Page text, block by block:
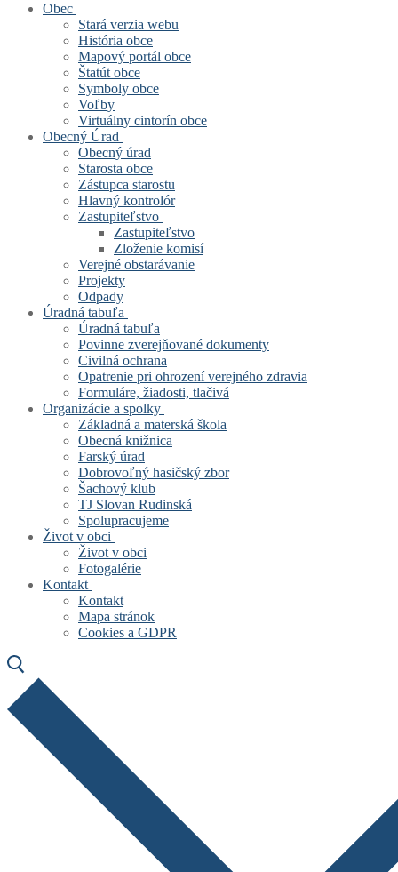
Obec
Stará verzia webu
História obce
Mapový portál obce
Štatút obce
Symboly obce
Voľby
Virtuálny cintorín obce
Obecný Úrad
Obecný úrad
Starosta obce
Zástupca starostu
Hlavný kontrolór
Zastupiteľstvo
Zastupiteľstvo
Zloženie komisí
Verejné obstarávanie
Projekty
Odpady
Úradná tabuľa
Úradná tabuľa
Povinne zverejňované dokumenty
Civilná ochrana
Opatrenie pri ohrození verejného zdravia
Formuláre, žiadosti, tlačivá
Organizácie a spolky
Základná a materská škola
Obecná knižnica
Farský úrad
Dobrovoľný hasičský zbor
Šachový klub
TJ Slovan Rudinská
Spolupracujeme
Život v obci
Život v obci
Fotogalérie
Kontakt
Kontakt
Mapa stránok
Cookies a GDPR